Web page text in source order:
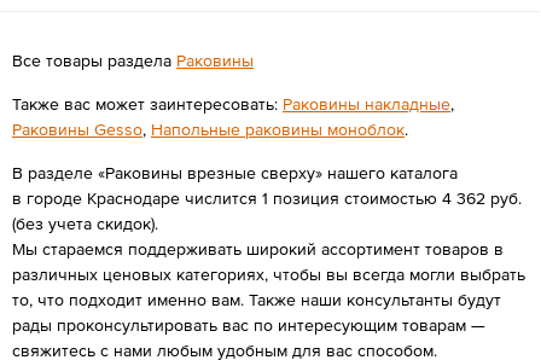
Все товары раздела Раковины
Также вас может заинтересовать: Раковины накладные,
Раковины Gesso, Напольные раковины моноблок.
В разделе «Раковины врезные сверху» нашего каталога
в городе Краснодаре числится 1 позиция стоимостью 4 362 руб.
(без учета скидок).
Мы стараемся поддерживать широкий ассортимент товаров в
различных ценовых категориях, чтобы вы всегда могли выбрать
то, что подходит именно вам. Также наши консультанты будут
рады проконсультировать вас по интересующим товарам —
свяжитесь с нами любым удобным для вас способом.